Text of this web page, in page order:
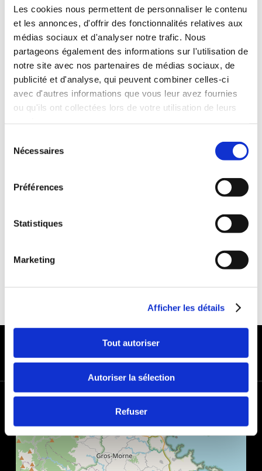
Les cookies nous permettent de personnaliser le contenu
et les annonces, d'offrir des fonctionnalités relatives aux
médias sociaux et d'analyser notre trafic. Nous
partageons également des informations sur l'utilisation de
notre site avec nos partenaires de médias sociaux, de
publicité et d'analyse, qui peuvent combiner celles-ci
avec d'autres informations que vous leur avez fournies
ou qu'ils ont collectées lors de votre utilisation de leurs
Nécessaires
Préférences
Statistiques
Marketing
Afficher les détails
Tout autoriser
Autoriser la sélection
Refuser
Pick-up with shuttle to the agency (5 min)
Unlimited mileage
Comprehensive insurance (excluding deductible)
Fuel: full tank to return full
RENTAL CONDITIONS
Years of driving license:2 years
Deposit:€1000